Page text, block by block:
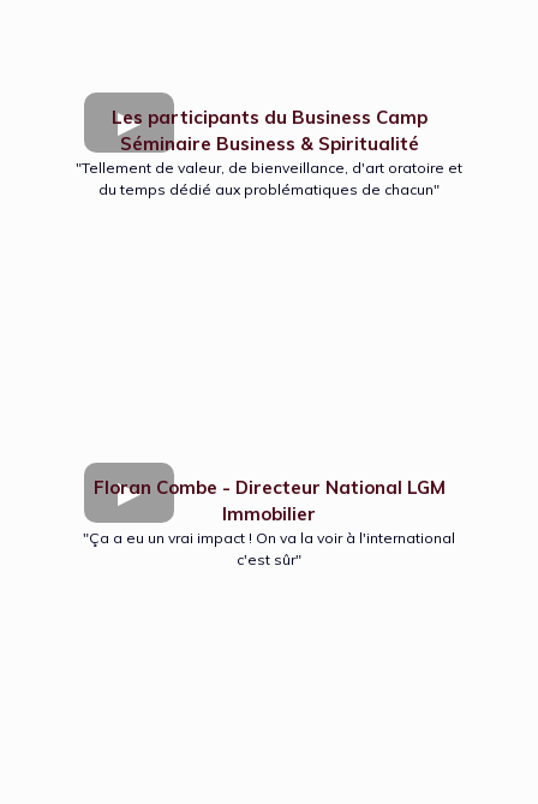
Les participants du Business Camp
Séminaire Business & Spiritualité
"Tellement de valeur, de bienveillance, d'art oratoire et
du temps dédié aux problématiques de chacun"
Floran Combe - Directeur National LGM
Immobilier
"Ça a eu un vrai impact ! On va la voir à l'international
c'est sûr"